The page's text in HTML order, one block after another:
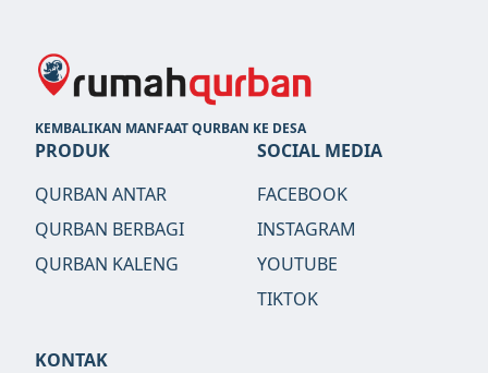
KEMBALIKAN MANFAAT QURBAN KE DESA
PRODUK
QURBAN ANTAR
QURBAN BERBAGI
QURBAN KALENG
SOCIAL MEDIA
FACEBOOK
INSTAGRAM
YOUTUBE
TIKTOK
KONTAK